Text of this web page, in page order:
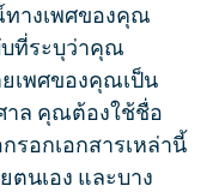
างเพศของคุณ
ที่ระบุว่าคุณ
เพศของคุณเป็น
าล คุณต้องใช้ชื่อ
อกเอกสารเหล่านี้
นเอง และบาง